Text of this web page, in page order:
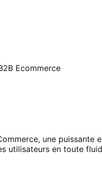
Ecommerce
une puissante
utilisateurs en toute